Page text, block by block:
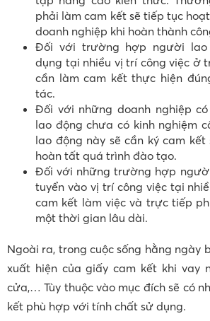
phải làm cam kết sẽ tiếp tục
doanh nghiệp khi hoàn thành
Đối với trường hợp người lao
dụng tại nhiều vị trí công việc ở
cần làm cam kết thực hiện
tác.
Đối với những doanh nghiệp
lao động chưa có kinh nghiệm
lao động này sẽ cần ký cam kết
hoàn tất quá trình đào tạo.
Đối với những trường hợp
tuyển vào vị trí công việc tại
cam kết làm việc và trực tiếp
một thời gian lâu dài.
Ngoài ra, trong cuộc sống hằng ngày
xuất hiện của giấy cam kết khi vay
cửa,… Tùy thuộc vào mục đích sẽ có
kết phù hợp với tính chất sử dụng.